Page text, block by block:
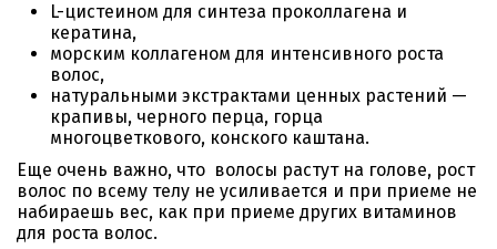
L-цистеином для синтеза проколлагена и
кератина,
морским коллагеном для интенсивного роста
волос,
натуральными экстрактами ценных растений —
крапивы, черного перца, горца
многоцветкового, конского каштана.
Еще очень важно, что волосы растут на голове, рост
волос по всему телу не усиливается и при приеме не
набираешь вес, как при приеме других витаминов
для роста волос.